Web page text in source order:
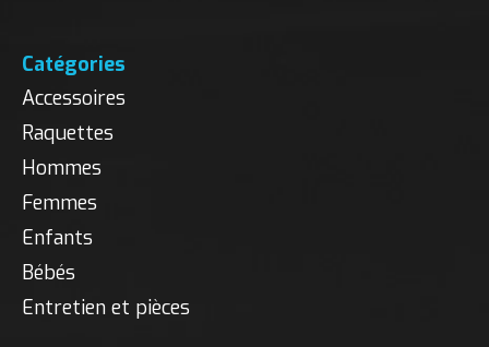
Catégories
Accessoires
Raquettes
Hommes
Femmes
Enfants
Bébés
Entretien et pièces